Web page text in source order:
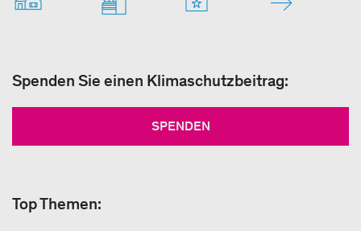
Spenden Sie einen Klimaschutzbeitrag:
SPENDEN
Top Themen: